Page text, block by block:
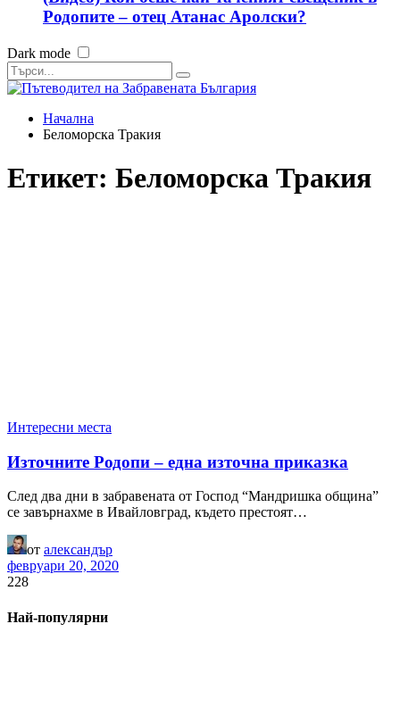
Родопите – отец Атанас Аролски?
Dark mode
Начална
Беломорска Тракия
Етикет: Беломорска Тракия
Интересни места
Източните Родопи – една източна приказка
След два дни в забравената от Господ “Мандришка община”
се завърнахме в Ивайловград, където престоят…
от александър
февруари 20, 2020
228
Най-популярни